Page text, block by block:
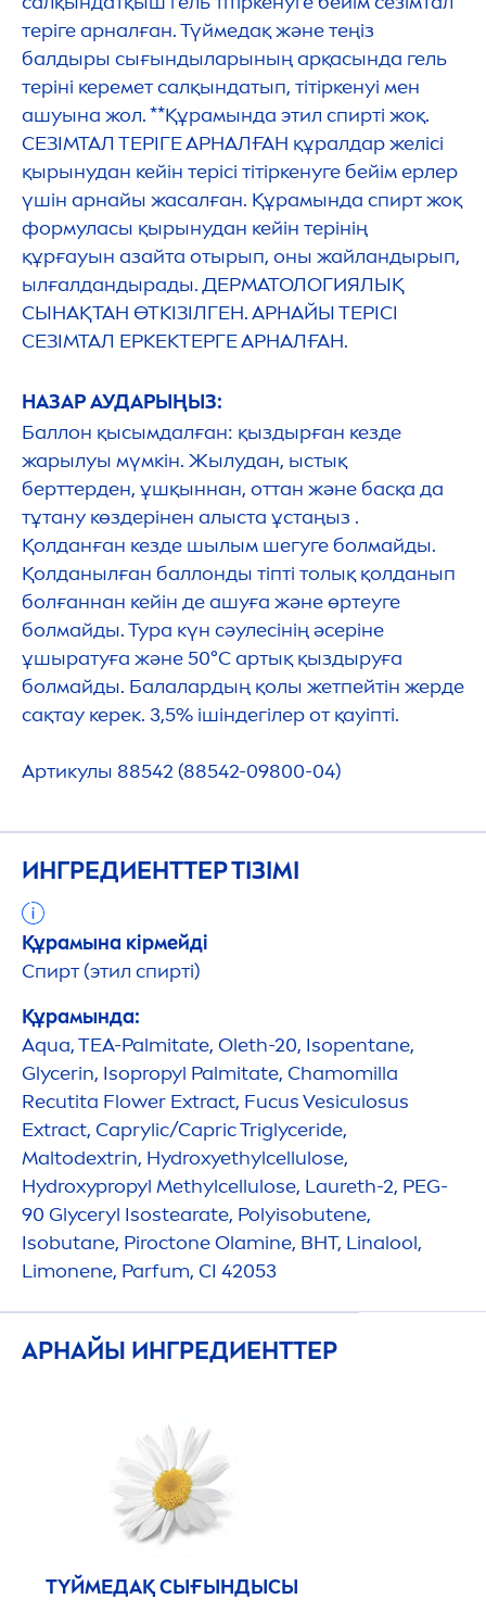
теріге арналған. Түймедақ және теңіз
балдыры сығындыларының арқасында гель
теріні керемет салқындатып, тітіркенуі мен
ашуына жол. **Құрамында этил спирті жоқ.
СЕЗІМТАЛ ТЕРІГЕ АРНАЛҒАН құралдар желісі
қырынудан кейін терісі тітіркенуге бейім ерлер
үшін арнайы жасалған. Құрамында спирт жоқ
формуласы қырынудан кейін терінің
құрғауын азайта отырып, оны жайландырып,
ылғалдандырады. ДЕРМАТОЛОГИЯЛЫҚ
СЫНАҚТАН ӨТКІЗІЛГЕН. АРНАЙЫ ТЕРІСІ
СЕЗІМТАЛ ЕРКЕКТЕРГЕ АРНАЛҒАН.
НАЗАР АУДАРЫҢЫЗ:
Баллон қысымдалған: қыздырған кезде
жарылуы мүмкін. Жылудан, ыстық
берттерден, ұшқыннан, оттан және басқа да
тұтану көздерінен алыста ұстаңыз .
Қолданған кезде шылым шегуге болмайды.
Қолданылған баллонды тіпті толық қолданып
болғаннан кейін де ашуға және өртеуге
болмайды. Тура күн сәулесінің әсеріне
ұшыратуға және 50°С артық қыздыруға
болмайды. Балалардың қолы жетпейтін жерде
сақтау керек. 3,5% ішіндегілер от қауіпті.
Артикулы 88542 (88542-09800-04)
ИНГРЕДИЕНТТЕР ТІЗІМІ
Құрамына кірмейді
Спирт (этил спирті)
Құрамында:
Aqua, TEA-Palmitate, Oleth-20, Isopentane,
Glycerin, Isopropyl Palmitate, Chamomilla
Recutita Flower Extract, Fucus Vesiculosus
Extract, Caprylic/Capric Triglyceride,
Maltodextrin, Hydroxyethylcellulose,
Hydroxypropyl Methylcellulose, Laureth-2, PEG-
90 Glyceryl Isostearate, Polyisobutene,
Isobutane, Piroctone Olamine, BHT, Linalool,
Limonene, Parfum, CI 42053
АРНАЙЫ ИНГРЕДИЕНТТЕР
ТҮЙМЕДАҚ СЫҒЫНДЫСЫ